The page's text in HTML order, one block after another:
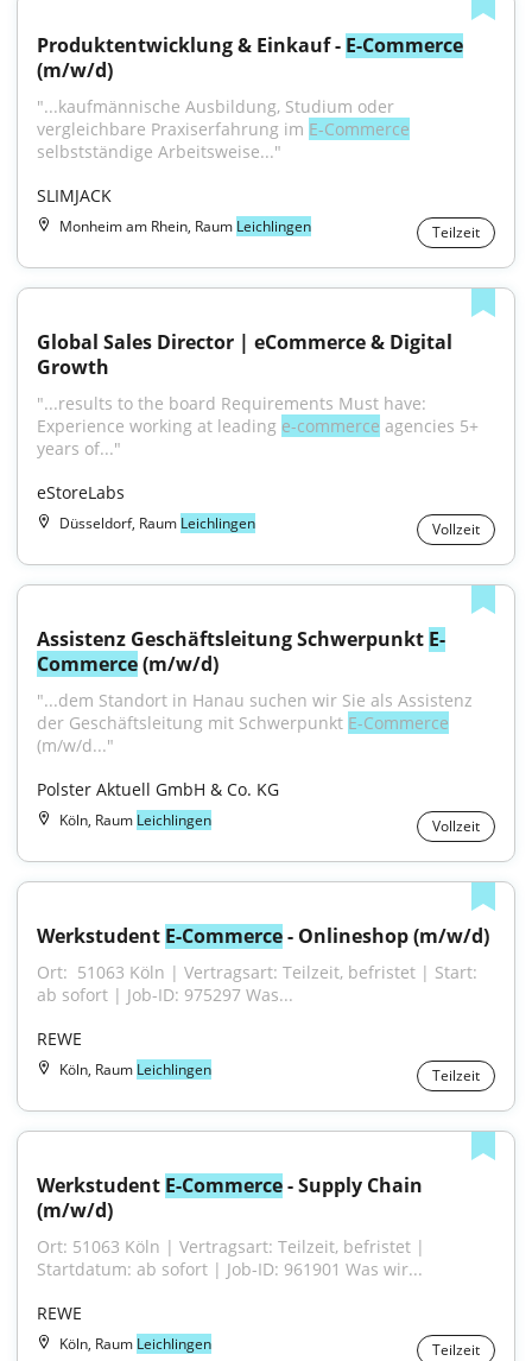
Produktentwicklung & Einkauf - E-Commerce
(m/w/d)
"...kaufmännische Ausbildung, Studium oder
vergleichbare Praxiserfahrung im E-Commerce
selbstständige Arbeitsweise..."
SLIMJACK
Monheim am Rhein, Raum Leichlingen Teilzeit
Global Sales Director | eCommerce & Digital
Growth
"...results to the board Requirements Must have:
Experience working at leading e-commerce agencies 5+
years of..."
eStoreLabs
Düsseldorf, Raum Leichlingen Vollzeit
Assistenz Geschäftsleitung Schwerpunkt E-
Commerce (m/w/d)
"...dem Standort in Hanau suchen wir Sie als Assistenz
der Geschäftsleitung mit Schwerpunkt E-Commerce
(m/w/d..."
Polster Aktuell GmbH & Co. KG
Köln, Raum Leichlingen Vollzeit
Werkstudent E-Commerce - Onlineshop (m/w/d)
Ort: ​​​​​​ 51063 Köln | Vertragsart: Teilzeit, befristet | Start:
ab sofort | Job-ID: 975297 Was...
REWE
Köln, Raum Leichlingen Teilzeit
Werkstudent E-Commerce - Supply Chain
(m/w/d)
Ort: 51063 Köln | Vertragsart: Teilzeit, befristet |
Startdatum: ab sofort | Job-ID: 961901 Was wir...
REWE
Köln, Raum Leichlingen Teilzeit